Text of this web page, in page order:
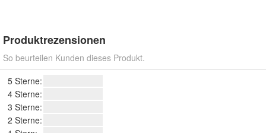
Produktrezensionen
So beurteilen Kunden dieses Produkt.
5 Sterne:
4 Sterne:
3 Sterne:
2 Sterne: